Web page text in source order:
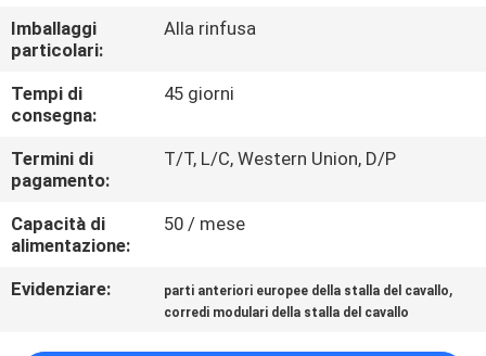
CONTATTICI
RICHIEDA
UNA
CITAZIONE
MAPPA
SITO
Imballaggi
particolari:
Alla rinfusa
Tempi di
consegna:
45 giorni
Termini di
pagamento:
T/T, L/C, Western Union, D/P
Capacità di
alimentazione:
50 / mese
Evidenziare: parti anteriori europee della stalla del cavallo,
corredi modulari della stalla del cavallo